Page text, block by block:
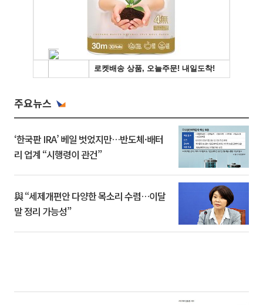
주요뉴스
‘한국판 IRA’ 베일 벗었지만…반도체·배터
리 업계 “시행령이 관건”
與 “세제개편안 다양한 목소리 수렴…이달
말 정리 가능성”